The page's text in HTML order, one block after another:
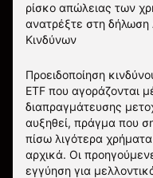
ρίσκο απώλειας των
ανατρέξτε στη δήλωση
Κινδύνων
Προειδοποίηση
ETF που αγοράζονται
διαπραγμάτευσης
αυξηθεί, πράγμα που
πίσω λιγότερα
αρχικά. Οι
εγγύηση για